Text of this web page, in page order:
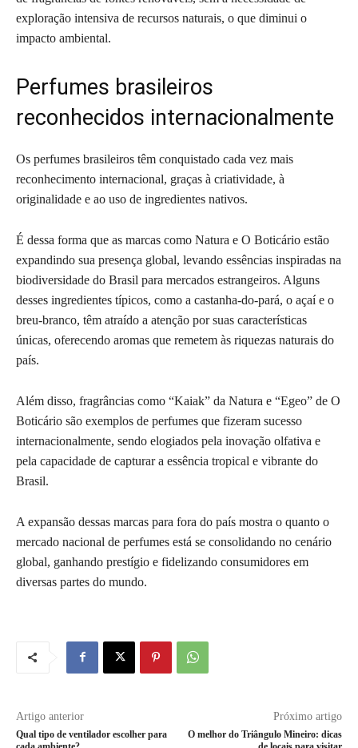
exploração intensiva de recursos naturais, o que diminui o
impacto ambiental.
Perfumes brasileiros
reconhecidos internacionalmente
Os perfumes brasileiros têm conquistado cada vez mais
reconhecimento internacional, graças à criatividade, à
originalidade e ao uso de ingredientes nativos.
É dessa forma que as marcas como Natura e O Boticário estão
expandindo sua presença global, levando essências inspiradas na
biodiversidade do Brasil para mercados estrangeiros. Alguns
desses ingredientes típicos, como a castanha-do-pará, o açaí e o
breu-branco, têm atraído a atenção por suas características
únicas, oferecendo aromas que remetem às riquezas naturais do
país.
Além disso, fragrâncias como “Kaiak” da Natura e “Egeo” de O
Boticário são exemplos de perfumes que fizeram sucesso
internacionalmente, sendo elogiados pela inovação olfativa e
pela capacidade de capturar a essência tropical e vibrante do
Brasil.
A expansão dessas marcas para fora do país mostra o quanto o
mercado nacional de perfumes está se consolidando no cenário
global, ganhando prestígio e fidelizando consumidores em
diversas partes do mundo.
Artigo anterior
Qual tipo de ventilador escolher para
Próximo artigo
O melhor do Triângulo Mineiro: dicas